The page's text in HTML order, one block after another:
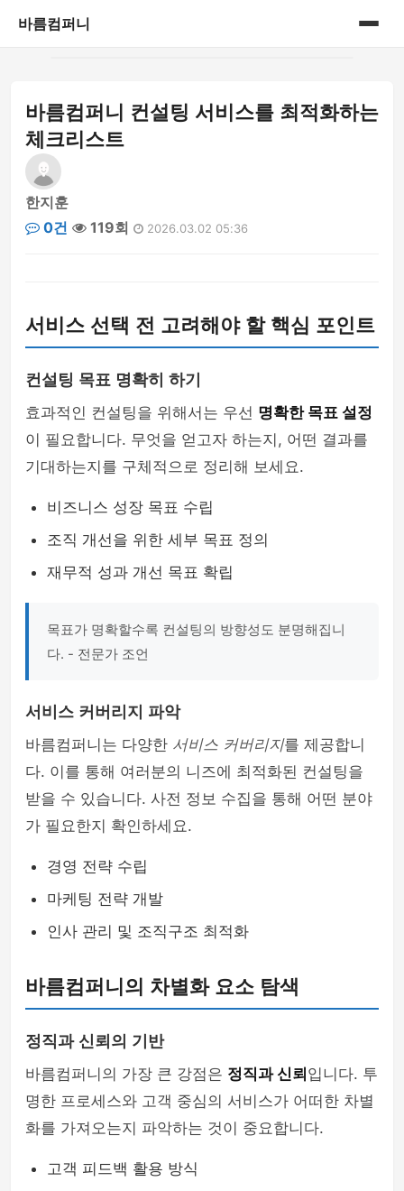
바름컴퍼니
게시판
바름컴퍼니 컨설팅 서비스를 최적화하는
체크리스트
한지훈
0건
119회 2026.03.02 05:36
서비스 선택 전 고려해야 할 핵심 포인트
컨설팅 목표 명확히 하기
효과적인 컨설팅을 위해서는 우선 명확한 목표 설정
이 필요합니다. 무엇을 얻고자 하는지, 어떤 결과를
기대하는지를 구체적으로 정리해 보세요.
비즈니스 성장 목표 수립
조직 개선을 위한 세부 목표 정의
재무적 성과 개선 목표 확립
목표가 명확할수록 컨설팅의 방향성도 분명해집니
다. - 전문가 조언
서비스 커버리지 파악
바름컴퍼니는 다양한 서비스 커버리지를 제공합니
다. 이를 통해 여러분의 니즈에 최적화된 컨설팅을
받을 수 있습니다. 사전 정보 수집을 통해 어떤 분야
가 필요한지 확인하세요.
경영 전략 수립
마케팅 전략 개발
인사 관리 및 조직구조 최적화
바름컴퍼니의 차별화 요소 탐색
정직과 신뢰의 기반
바름컴퍼니의 가장 큰 강점은 정직과 신뢰 입니다. 투
명한 프로세스와 고객 중심의 서비스가 어떠한 차별
화를 가져오는지 파악하는 것이 중요합니다.
고객 피드백 활용 방식